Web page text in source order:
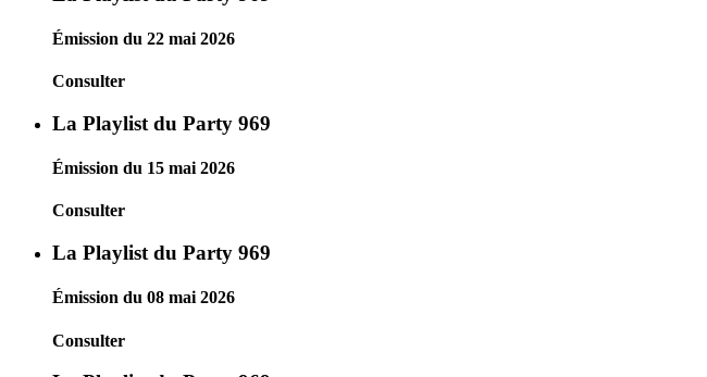
Émission du 22 mai 2026
Consulter
La Playlist du Party 969
Émission du 15 mai 2026
Consulter
La Playlist du Party 969
Émission du 08 mai 2026
Consulter